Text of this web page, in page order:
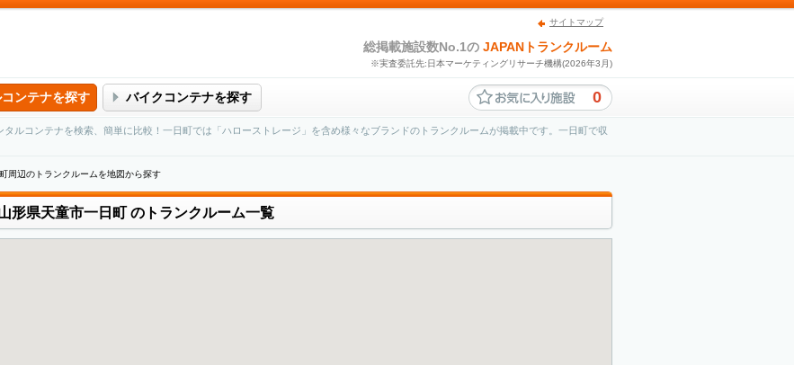
サイトマップ
総掲載施設数No.1の JAPANトランクルーム
※実査委託先:日本マーケティングリサーチ機構(2026年3月)
ンテナを探す バイクコンテナを探す 0
ルコンテナを検索、簡単に比較！一日町では「ハローストレージ」を含め様々なブランドのトランクルームが掲載中です。一日町で収
周辺のトランクルームを地図から探す
形県天童市一日町のトランクルーム一覧